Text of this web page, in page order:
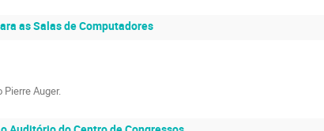
as Salas de Computadores
Auger.